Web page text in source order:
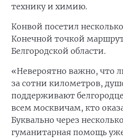
технику и химию.
Конвой посетил
Конечной точкой
Белгородской области.
«Невероятно важно, что
за сотни километров,
поддерживают
всем москвичам, кто
Буквально через
гуманитарная помощь